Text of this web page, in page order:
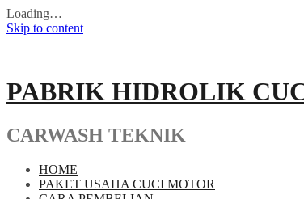
Loading…
Skip to content
PABRIK HIDROLIK
CARWASH TEKNIK
HOME
PAKET USAHA CUCI MOTOR